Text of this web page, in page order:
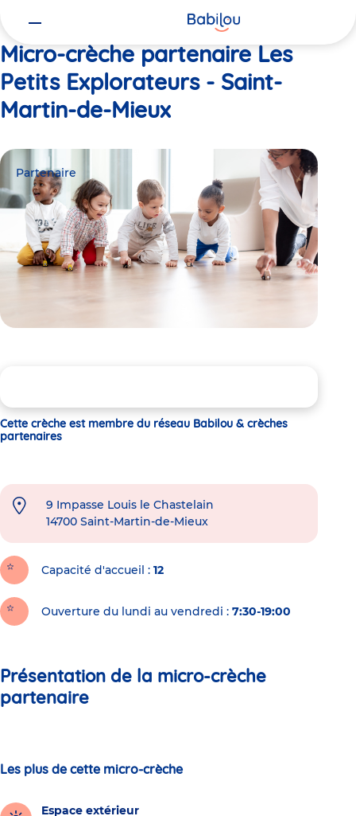
Micro-crèche partenaire Les
Petits Explorateurs - Saint-
Martin-de-Mieux
Partenaire
Cette crèche est membre du réseau Babilou & crèches
partenaires
9 Impasse Louis le Chastelain
14700 Saint-Martin-de-Mieux
Capacité d'accueil 12
Ouverture du lundi au vendredi : 7:30-19:00
Présentation de la micro-crèche
partenaire
Les plus de cette micro-crèche
Espace extérieur